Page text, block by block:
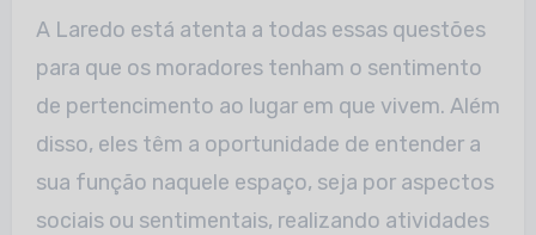
A Laredo está atenta a todas essas questões
para que os moradores tenham o sentimento
de pertencimento ao lugar em que vivem. Além
disso, eles têm a oportunidade de entender a
sua função naquele espaço, seja por aspectos
sociais ou sentimentais, realizando atividades